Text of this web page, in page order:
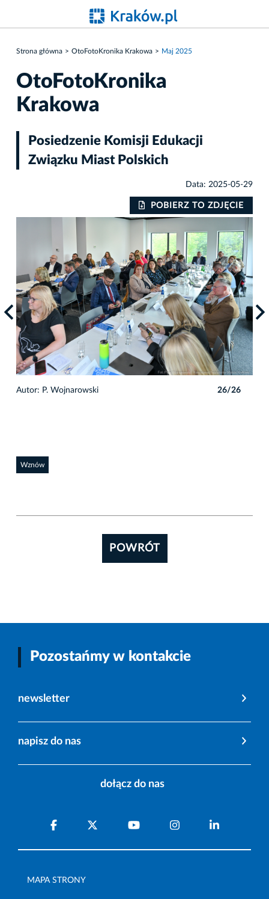
Strona główna OtoFotoKronika Krakowa Maj 2025
OtoFotoKronika
Krakowa
Posiedzenie Komisji Edukacji
Związku Miast Polskich
Data: 2025-05-29
POBIERZ TO ZDJĘCIE
Autor: P. Wojnarowski 26/26
Wznów
POWRÓT
Pozostańmy w kontakcie
newsletter
napisz do nas
dołącz do nas
MAPA STRONY